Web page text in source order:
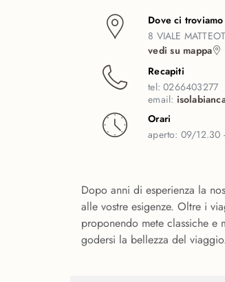
Dove ci troviamo
8 VIALE
vedi su mappa
Recapiti
tel:0266403277
email:
Orari
aperto: 09/12.30
Dopo anni di esperienza la
alle vostre esigenze. Oltre i
proponendo mete classiche
godersi la bellezza del